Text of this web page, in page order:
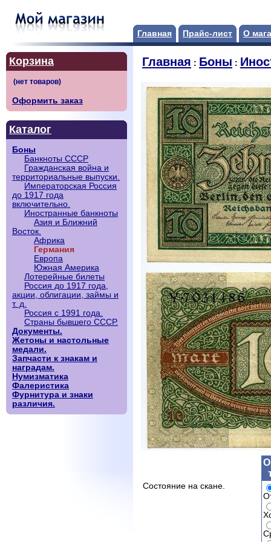
Главная Прайс-лист О
Корзина
Оформить заказ
Каталог
Боны
Банкноты СССР
Гражданская война и
территориальные выпуски.
Императорская Россия
до 1917 года
включительно.
Иностранные банкноты
Азия и Ближний
Восток.
Африка
Германия
Европа
Южная Америка
Лотерейные билеты
Россия до 1917 года,
акции, облигации, займы и
т. д.
Россия с 1991 года.
Страны бывшего СССР.
Документы.
Жетоны и настольные
медали.
Запчасти к знакам и
наградам.
Нумизматика
Фалеристика
Фурнитура и знаки
различия.
Главная : Боны :
Состояние на скане.